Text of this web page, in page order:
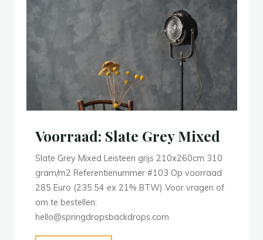
Voorraad: Slate Grey Mixed
Slate Grey Mixed Leisteen grijs 210x260cm 310
gram/m2 Referentienummer #103 Op voorraad
285 Euro (235.54 ex 21% BTW) Voor vragen of
om te bestellen:
hello@springdropsbackdrops.com